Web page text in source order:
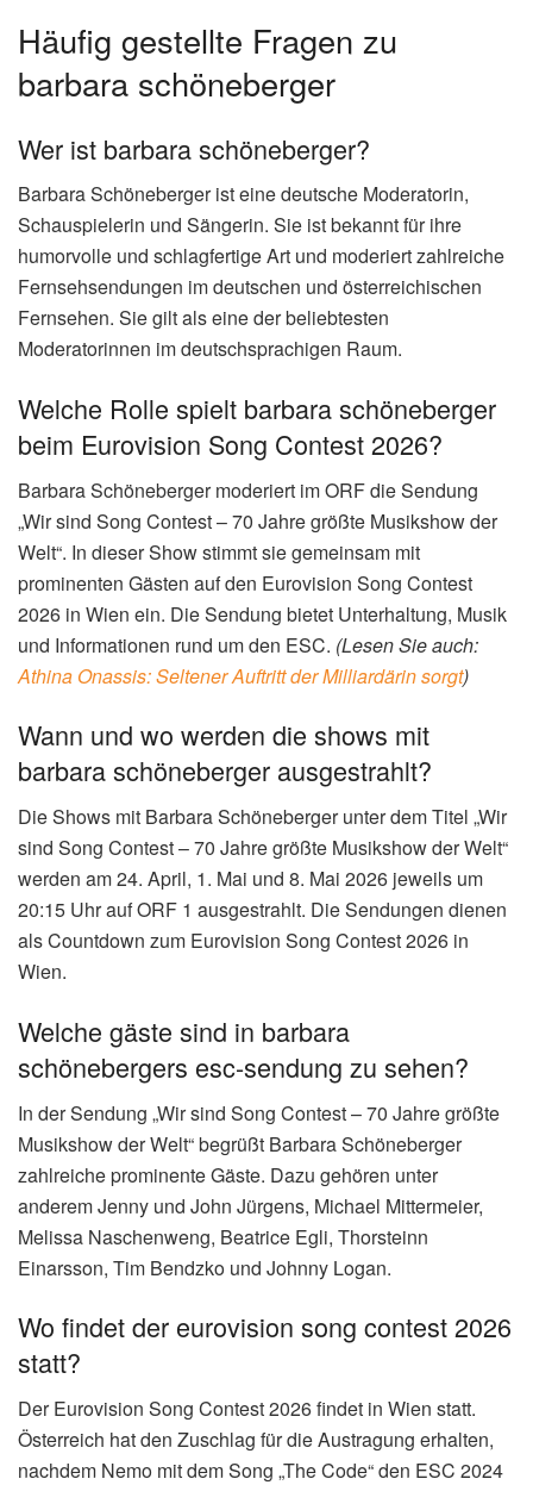
Häufig gestellte Fragen zu
barbara schöneberger
Wer ist barbara schöneberger?
Barbara Schöneberger ist eine deutsche Moderatorin,
Schauspielerin und Sängerin. Sie ist bekannt für ihre
humorvolle und schlagfertige Art und moderiert zahlreiche
Fernsehsendungen im deutschen und österreichischen
Fernsehen. Sie gilt als eine der beliebtesten
Moderatorinnen im deutschsprachigen Raum.
Welche Rolle spielt barbara schöneberger
beim Eurovision Song Contest 2026?
Barbara Schöneberger moderiert im ORF die Sendung
„Wir sind Song Contest – 70 Jahre größte Musikshow der
Welt“. In dieser Show stimmt sie gemeinsam mit
prominenten Gästen auf den Eurovision Song Contest
2026 in Wien ein. Die Sendung bietet Unterhaltung, Musik
und Informationen rund um den ESC. (Lesen Sie auch:
Athina Onassis: Seltener Auftritt der Milliardärin sorgt)
Wann und wo werden die shows mit
barbara schöneberger ausgestrahlt?
Die Shows mit Barbara Schöneberger unter dem Titel „Wir
sind Song Contest – 70 Jahre größte Musikshow der Welt“
werden am 24. April, 1. Mai und 8. Mai 2026 jeweils um
20:15 Uhr auf ORF 1 ausgestrahlt. Die Sendungen dienen
als Countdown zum Eurovision Song Contest 2026 in
Wien.
Welche gäste sind in barbara
schönebergers esc-sendung zu sehen?
In der Sendung „Wir sind Song Contest – 70 Jahre größte
Musikshow der Welt“ begrüßt Barbara Schöneberger
zahlreiche prominente Gäste. Dazu gehören unter
anderem Jenny und John Jürgens, Michael Mittermeier,
Melissa Naschenweng, Beatrice Egli, Thorsteinn
Einarsson, Tim Bendzko und Johnny Logan.
Wo findet der eurovision song contest 2026
statt?
Der Eurovision Song Contest 2026 findet in Wien statt.
Österreich hat den Zuschlag für die Austragung erhalten,
nachdem Nemo mit dem Song „The Code“ den ESC 2024